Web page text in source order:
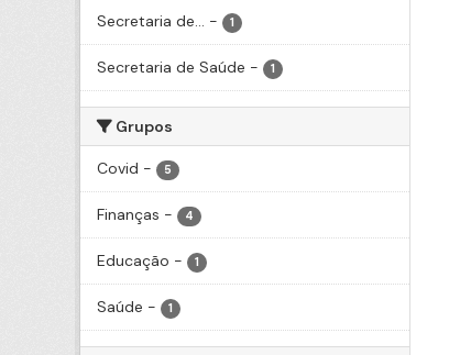
Secretaria de... - 1
Secretaria de Saúde - 1
Grupos
Covid - 5
Finanças - 4
Educação - 1
Saúde - 1